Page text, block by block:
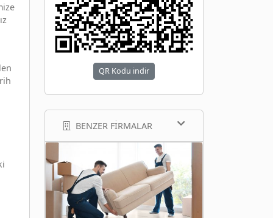
QR Kodu indir
BENZER FIRMALAR